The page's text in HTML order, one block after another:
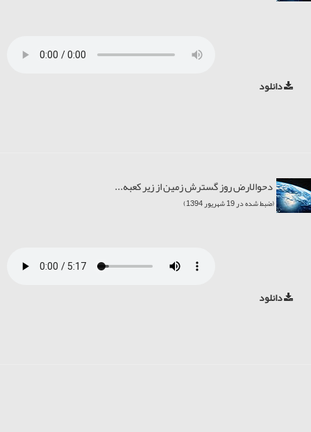
دانلود
دحوالارض روز گسترش زمین از زیر کعبه...
(ضبط شده در 19 شهریور 1394)
دانلود